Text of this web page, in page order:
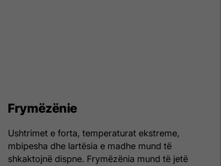
Frymëzënie
Ushtrimet e forta, temperaturat ekstreme,
mbipesha dhe lartësia e madhe mund të
shkaktojnë dispne. Frymëzënia mund të jetë